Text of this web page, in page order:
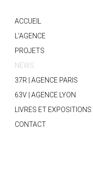
ACCUEIL
L’AGENCE
PROJETS
NEWS
37R | AGENCE PARIS
63V | AGENCE LYON
LIVRES ET EXPOSITIONS
CONTACT